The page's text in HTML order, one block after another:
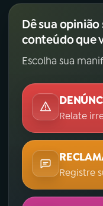
Dê sua
conteúdo que
Escolha sua
Relate
Registre